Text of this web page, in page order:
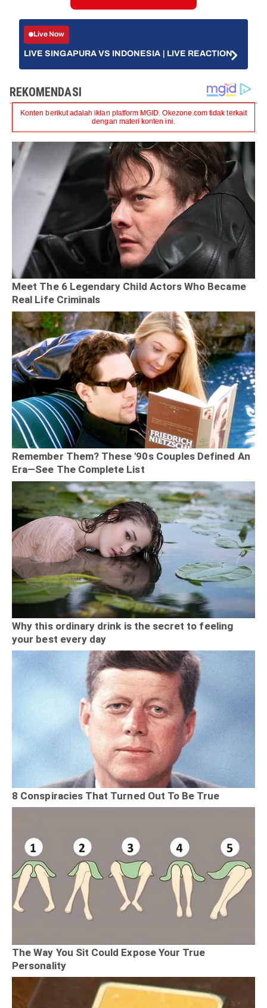
Live Now
LIVE SINGAPURA VS INDONESIA | LIVE REACTION